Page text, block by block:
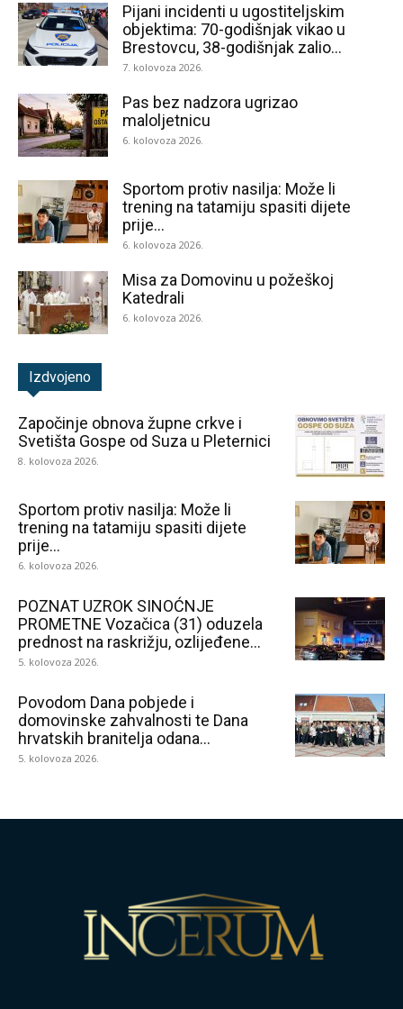
Pijani incidenti u ugostiteljskim
objektima: 70-godišnjak vikao u
Brestovcu, 38-godišnjak zalio...
7. kolovoza 2026.
Pas bez nadzora ugrizao
maloljetnicu
6. kolovoza 2026.
Sportom protiv nasilja: Može li
trening na tatamiju spasiti dijete
prije...
6. kolovoza 2026.
Misa za Domovinu u požeškoj
Katedrali
6. kolovoza 2026.
Izdvojeno
Započinje obnova župne crkve i
Svetišta Gospe od Suza u Pleternici
8. kolovoza 2026.
Sportom protiv nasilja: Može li
trening na tatamiju spasiti dijete
prije...
6. kolovoza 2026.
POZNAT UZROK SINOĆNJE
PROMETNE Vozačica (31) oduzela
prednost na raskrižju, ozlijeđene...
5. kolovoza 2026.
Povodom Dana pobjede i
domovinske zahvalnosti te Dana
hrvatskih branitelja odana...
5. kolovoza 2026.